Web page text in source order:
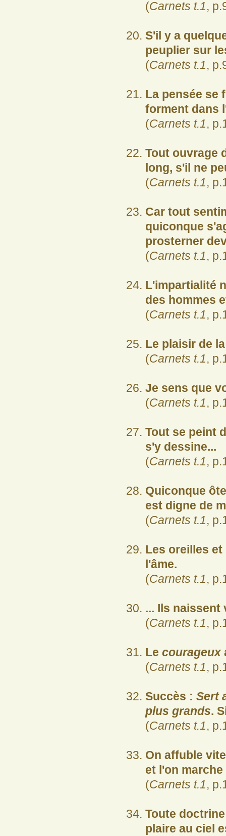
(Carnets t.1,
S'il y a
peuplier sur
(Carnets t.1,
La pensée se
forment dans
(Carnets t.1,
Tout ouvrage
long, s'il ne
(Carnets t.1,
Car tout
quiconque
prosterner
(Carnets t.1,
L'impartialité
des hommes
(Carnets t.1,
Le plaisir de
(Carnets t.1,
Je sens que
(Carnets t.1,
Tout se peint
s'y dessine...
(Carnets t.1,
Quiconque
est digne de
(Carnets t.1,
Les oreilles
l'âme.
(Carnets t.1,
... Ils naissent
(Carnets t.1,
Le courageux
(Carnets t.1,
Succès : Sert
plus grands.
(Carnets t.1,
On affuble
et l'on marche
(Carnets t.1,
Toute
plaire au ciel